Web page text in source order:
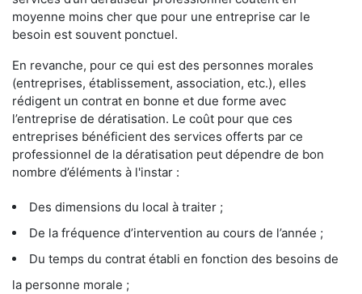
moyenne moins cher que pour une entreprise car le
besoin est souvent ponctuel.
En revanche, pour ce qui est des personnes morales
(entreprises, établissement, association, etc.), elles
rédigent un contrat en bonne et due forme avec
l’entreprise de dératisation. Le coût pour que ces
entreprises bénéficient des services offerts par ce
professionnel de la dératisation peut dépendre de bon
nombre d’éléments à l'instar :
Des dimensions du local à traiter ;
De la fréquence d’intervention au cours de l’année ;
Du temps du contrat établi en fonction des besoins de
la personne morale ;